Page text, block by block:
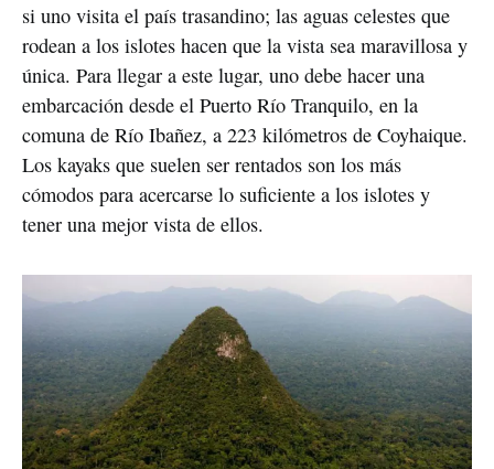
si uno visita el país trasandino; las aguas celestes que
rodean a los islotes hacen que la vista sea maravillosa y
única. Para llegar a este lugar, uno debe hacer una
embarcación desde el Puerto Río Tranquilo, en la
comuna de Río Ibañez, a 223 kilómetros de Coyhaique.
Los kayaks que suelen ser rentados son los más
cómodos para acercarse lo suficiente a los islotes y
tener una mejor vista de ellos.